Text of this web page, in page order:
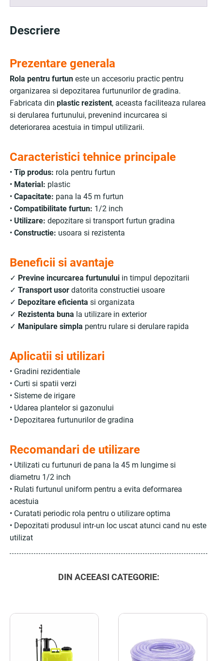
Descriere
Prezentare generala
Rola pentru furtun este un accesoriu practic pentru
organizarea si depozitarea furtunurilor de gradina.
Fabricata din plastic rezistent, aceasta faciliteaza rularea
si derularea furtunului, prevenind incurcarea si
deteriorarea acestuia in timpul utilizarii.
Caracteristici tehnice principale
• Tip produs: rola pentru furtun
• Material: plastic
• Capacitate: pana la 45 m furtun
• Compatibilitate furtun: 1/2 inch
• Utilizare: depozitare si transport furtun gradina
• Constructie: usoara si rezistenta
Beneficii si avantaje
✓ Previne incurcarea furtunului in timpul depozitarii
✓ Transport usor datorita constructiei usoare
✓ Depozitare eficienta si organizata
✓ Rezistenta buna la utilizare in exterior
✓ Manipulare simpla pentru rulare si derulare rapida
Aplicatii si utilizari
• Gradini rezidentiale
• Curti si spatii verzi
• Sisteme de irigare
• Udarea plantelor si gazonului
• Depozitarea furtunurilor de gradina
Recomandari de utilizare
• Utilizati cu furtunuri de pana la 45 m lungime si
diametru 1/2 inch
• Rulati furtunul uniform pentru a evita deformarea
acestuia
• Curatati periodic rola pentru o utilizare optima
• Depozitati produsul intr-un loc uscat atunci cand nu este
utilizat
DIN ACEEASI CATEGORIE: